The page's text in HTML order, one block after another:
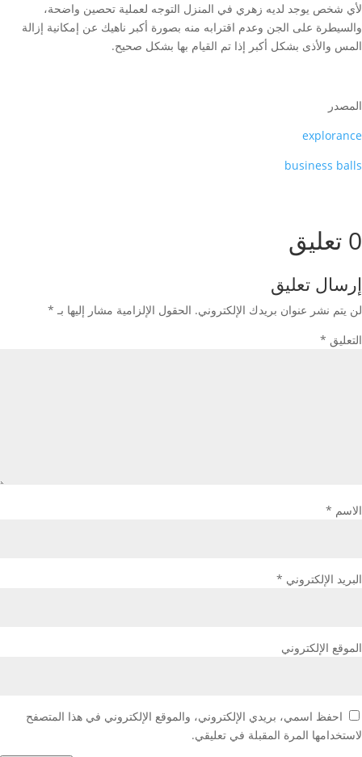
لأي شخص يوجد لديه زهري في المنزل التوجه لعملية تحصين واضحة،
والسيطرة على الجن وعدم اقترابه منه بصورة أكبر ناهيك عن إمكانية إزالة
المس والأذى بشكل أكبر إذا تم القيام بها بشكل صحيح.
المصدر
explorance
business balls
0 تعليق
إرسال تعليق
لن يتم نشر عنوان بريدك الإلكتروني. الحقول الإلزامية مشار إليها بـ *
التعليق *
الاسم *
البريد الإلكتروني *
الموقع الإلكتروني
احفظ اسمي، بريدي الإلكتروني، والموقع الإلكتروني في هذا المتصفح
لاستخدامها المرة المقبلة في تعليقي.